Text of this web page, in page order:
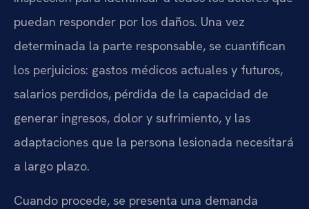
puedan responder por los daños. Una vez
determinada la parte responsable, se cuantifican
los perjuicios: gastos médicos actuales y futuros,
salarios perdidos, pérdida de la capacidad de
generar ingresos, dolor y sufrimiento, y las
adaptaciones que la persona lesionada necesitará
a largo plazo.
Cuando procede, se presenta una demanda